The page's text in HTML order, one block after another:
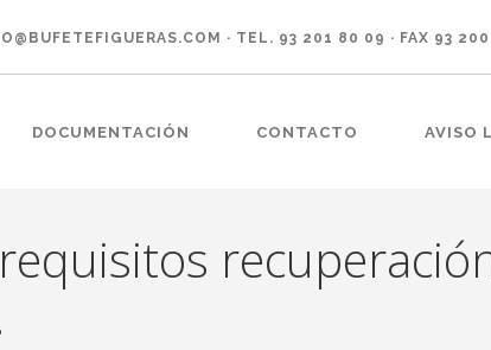
· TEL. 93 201 80 09 · FAX 93
DOCUMENTACIÓN CONTACTO AVISO